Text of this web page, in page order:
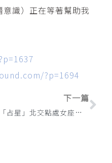
識）正在等著幫助我
?p=1694
下一篇
「占星」北交點處女座或第六宮 / 南交點雙魚座或第十二宮
下